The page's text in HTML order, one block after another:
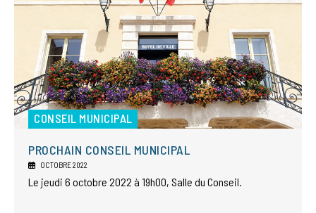
CONSEIL MUNICIPAL
PROCHAIN CONSEIL MUNICIPAL
OCTOBRE 2022
Le jeudi 6 octobre 2022 à 19h00, Salle du Conseil.